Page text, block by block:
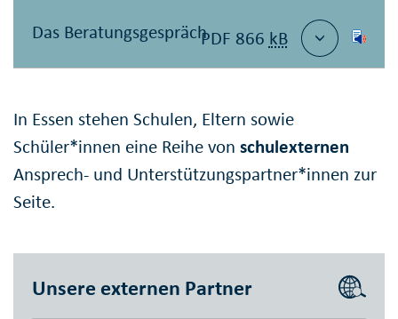
Das BeratungsgesprächPDF 866 kB
In Essen stehen Schulen, Eltern sowie
Schüler*innen eine Reihe von schulexternen
Ansprech- und Unterstützungspartner*innen zur
Seite.
Unsere externen Partner